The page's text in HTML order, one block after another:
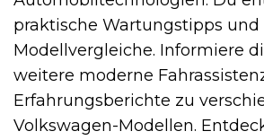
praktische Wartungstipps und
Modellvergleiche. Informiere
weitere moderne
Erfahrungsberichte zu
Volkswagen-Modellen.